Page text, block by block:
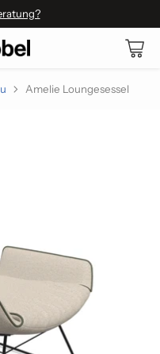
Amelie Loungesessel